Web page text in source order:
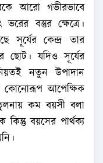
আরো গভীরভাবে
বস্তুর ক্ষেত্রে।
সূর্যের কেন্দ্র তার
ছোট। যদিও সূর্যের
নতুন উপাদান
কোনোরূপ আপেক্ষিক
কম বয়সী বলা
বয়সের পার্থক্য